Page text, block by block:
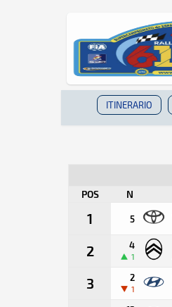
ITINERARIO
POS N
1 5
2 4
1
3 2
1